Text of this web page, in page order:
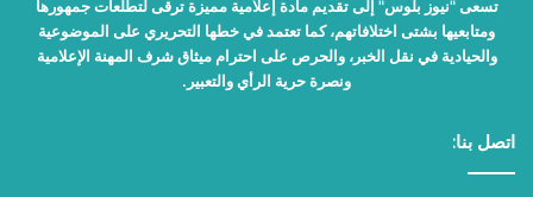
تسعى "نيوز بلوس" إلى تقديم مادة إعلامية مميزة ترقى لتطلعات جمهورها
ومتابعيها بشتى اختلافاتهم، كما تعتمد في خطها التحريري على الموضوعية
والحيادية في نقل الخبر، والحرص على احترام ميثاق شرف المهنة الإعلامية
ونصرة حرية الرأي والتعبير.
اتصل بنا: